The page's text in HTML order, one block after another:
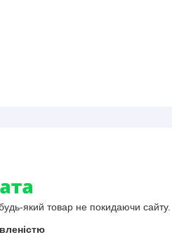
який товар не покидаючи сайту.